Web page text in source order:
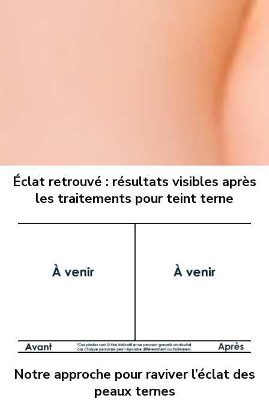
Éclat retrouvé : résultats visibles après
les traitements pour teint terne
Notre approche pour raviver l’éclat des
peaux ternes